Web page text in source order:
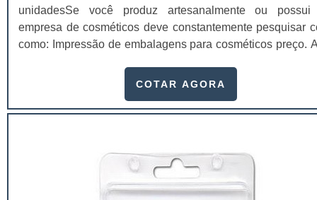
unidadesSe você produz artesanalmente ou possui
empresa de cosméticos deve constantemente pesquisar
como: Impressão de embalagens para cosméticos preço.
quem está no ramo. Até porque, o mercado de
de ser apenas um invólucro desses pr...
COTAR AGORA